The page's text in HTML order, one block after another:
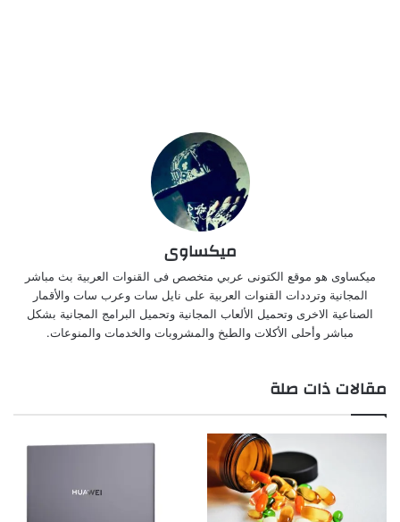
ميكساوى
ميكساوى هو موقع الكتونى عربي متخصص فى القنوات العربية بث مباشر
المجانية وترددات القنوات العربية على نايل سات وعرب سات والأقمار
الصناعية الاخرى وتحميل الألعاب المجانية وتحميل البرامج المجانية بشكل
مباشر وأحلى الأكلات والطبخ والمشروبات والخدمات والمنوعات.
مقالات ذات صلة